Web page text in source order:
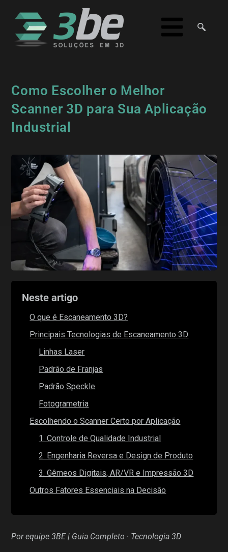
Como Escolher o Melhor
Scanner 3D para Sua Aplicação
Industrial
Neste artigo
O que é Escaneamento 3D?
Principais Tecnologias de Escaneamento 3D
Linhas Laser
Padrão de Franjas
Padrão Speckle
Fotogrametria
Escolhendo o Scanner Certo por Aplicação
1. Controle de Qualidade Industrial
2. Engenharia Reversa e Design de Produto
3. Gêmeos Digitais, AR/VR e Impressão 3D
Outros Fatores Essenciais na Decisão
Por equipe 3BE | Guia Completo · Tecnologia 3D